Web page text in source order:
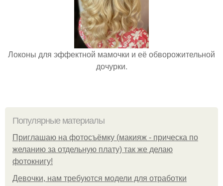
Локоны для эффектной мамочки и её обворожительной
дочурки.
Популярные материалы
Приглашаю на фотосъёмку (макияж - прическа по
желанию за отдельную плату) так же делаю
фотокнигу!
Девочки, нам требуются модели для отработки